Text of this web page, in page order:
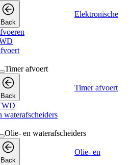
Back
Elektronische
Timer afvoert
Back
Timer afvoert
waterafscheiders
Olie- en waterafscheiders
Back
Olie- en